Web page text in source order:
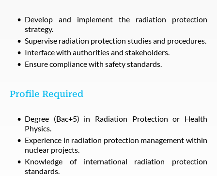
Develop and implement the radiation protection
strategy.
Supervise radiation protection studies and procedures.
Interface with authorities and stakeholders.
Ensure compliance with safety standards.
Profile Required
Degree (Bac+5) in Radiation Protection or Health
Physics.
Experience in radiation protection management within
nuclear projects.
Knowledge of international radiation protection
standards.